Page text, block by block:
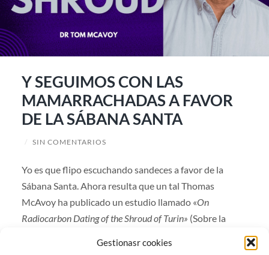
Gestionasr cookies
Y SEGUIMOS CON LAS
MAMARRACHADAS A FAVOR
DE LA SÁBANA SANTA
/ SIN COMENTARIOS
Yo es que flipo escuchando sandeces a favor de la
Sábana Santa. Ahora resulta que un tal Thomas
McAvoy ha publicado un estudio llamado «On
Radiocarbon Dating of the Shroud of Turin» (Sobre la